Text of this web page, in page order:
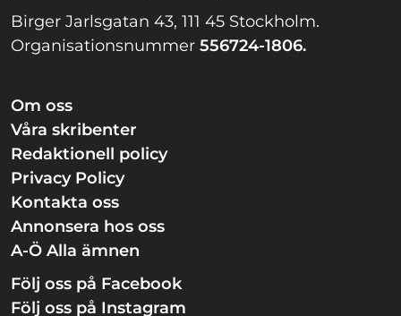
Birger Jarlsgatan 43, 111 45 Stockholm.
Organisationsnummer 556724-1806.
Om oss
Våra skribenter
Redaktionell policy
Privacy Policy
Kontakta oss
Annonsera hos oss
A-Ö Alla ämnen
Följ oss på Facebook
Följ oss på Instagram